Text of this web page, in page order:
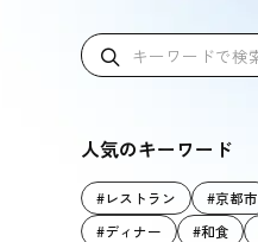
人気のキーワード
#レストラン #京都市
#ディナー
#和食